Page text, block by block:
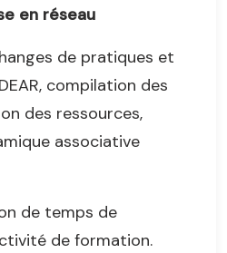
en réseau
de pratiques et
compilation des
des ressources,
associative
de temps de
de formation.